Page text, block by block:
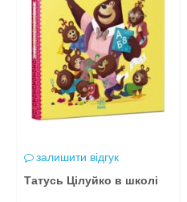
залишити відгук
Татусь Цілуйко в школі